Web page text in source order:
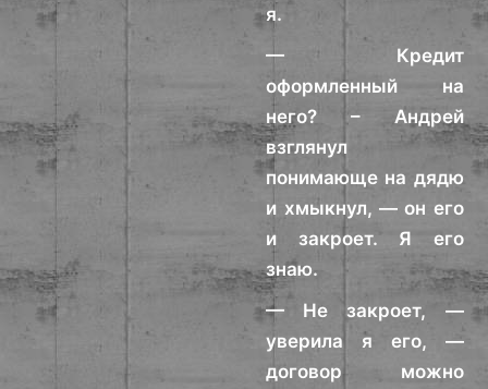
я.
— Кредит
оформленный на
него? – Андрей
взглянул
понимающе на дядю
и хмыкнул, — он его
и закроет. Я его
знаю.
— Не закроет, —
уверила я его, —
договор можно